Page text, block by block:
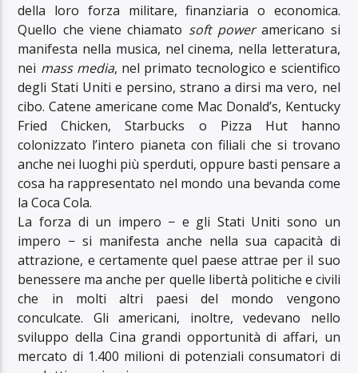
della loro forza militare, finanziaria o economica.
Quello che viene chiamato soft poweramericano si
manifesta nella musica, nel cinema, nella letteratura,
nei mass media, nel primato tecnologico e scientifico
degli Stati Uniti e persino, strano a dirsi ma vero, nel
cibo. Catene americane come Mac Donald’s, Kentucky
Fried Chicken, Starbucks o Pizza Hut hanno
colonizzato l’intero pianeta con filiali che si trovano
anche nei luoghi più sperduti, oppure basti pensare a
cosa ha rappresentato nel mondo una bevanda come
la Coca Cola.
La forza di un impero − e gli Stati Uniti sono un
impero − si manifesta anche nella sua capacità di
attrazione, e certamente quel paese attrae per il suo
benessere ma anche per quelle libertà politiche e civili
che in molti altri paesi del mondo vengono
conculcate. Gli americani, inoltre, vedevano nello
sviluppo della Cina grandi opportunità di affari, un
mercato di 1.400 milioni di potenziali consumatori di